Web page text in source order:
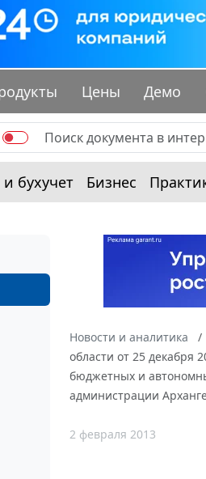
Цены Демо
бухучет Бизнес
Новости и аналитика
области от 25 декабря
бюджетных и
администрации
2 февраля 2013